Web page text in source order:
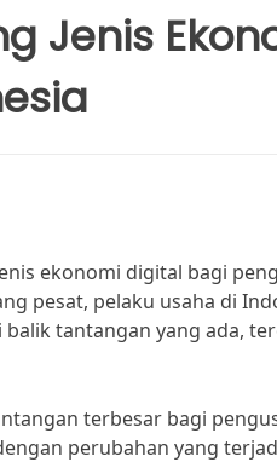
Jenis
ekonomi digital bagi
pesat, pelaku usaha di
tantangan yang ada,
terbesar bagi
perubahan yang